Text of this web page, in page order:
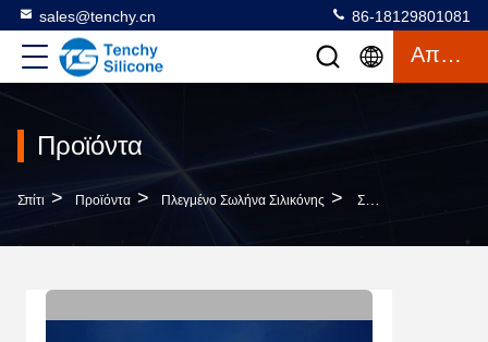
sales@tenchy.cn 86-18129801081
Απόσπασμα
Προϊόντα
Σπίτι > Προϊόντα > Πλεγμένο Σωλήνα Σιλικόνης > Σωλήνες Σιλικόνης Ενισχυμένων Από Πολυεστέρα Για Ηλεκτρικές Συσκευές